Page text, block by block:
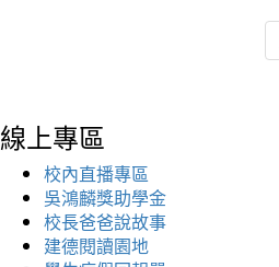
線上專區
校內直播專區
吳鴻麟獎助學金
校長爸爸說故事
建德閱讀園地